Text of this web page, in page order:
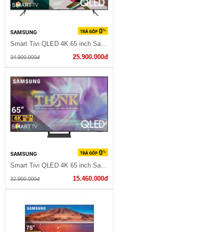
SAMSUNG
34.900.000đ 25.900.000đ
SAMSUNG
32.900.000đ 15.460.000đ